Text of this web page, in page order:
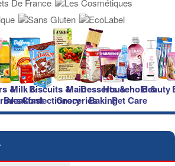
&
Milk &
Breakfast
Biscuits &
Confectionery
Main
Groceries
Desserts &
Baking
Household &
Pet Care
Beauty